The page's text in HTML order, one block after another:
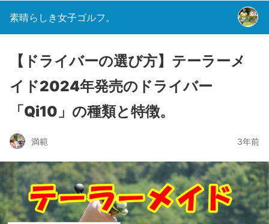
素晴らしき女子ゴルフ。
【ドライバーの選び方】テーラーメ
イド2024年発売のドライバー
「Qi10」の種類と特徴。
満範 3年前